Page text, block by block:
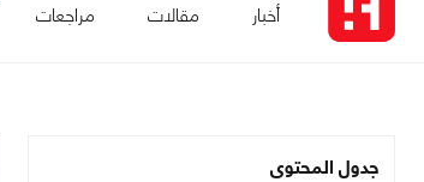
أخبار مقالات مراجعات
جدول المحتوى